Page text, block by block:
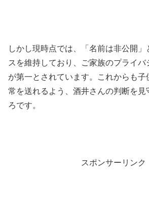
しかし現時点では、「名前は非公開
スを維持しており、ご家族のプライバ
が第一とされています。これからも子
常を送れるよう、酒井さんの判断を見
ろです。
スポンサーリンク